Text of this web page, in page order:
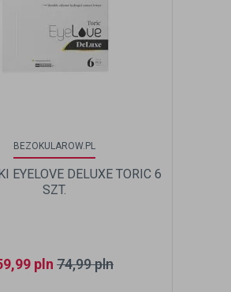
BEZOKULAROW.PL
EYELOVE DELUXE TORIC 6
SZT.
pln 74,99pln